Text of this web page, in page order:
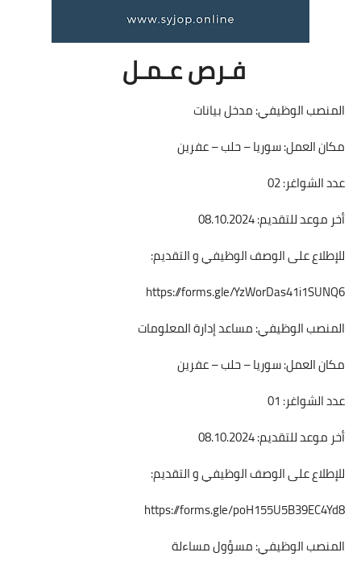
فـرص عـمـل
المنصب الوظيفي: مدخل بيانات
مكان العمل: سوريا – حلب – عفرين
عدد الشواغر: 02
أخر موعد للتقديم: 08.10.2024
للإطلاع على الوصف الوظيفي و التقديم:
https://forms.gle/YzWorDas41i1SUNQ6
المنصب الوظيفي: مساعد إدارة المعلومات
مكان العمل: سوريا – حلب – عفرين
عدد الشواغر: 01
أخر موعد للتقديم: 08.10.2024
للإطلاع على الوصف الوظيفي و التقديم:
https://forms.gle/poH155U5B39EC4Yd8
المنصب الوظيفي: مسؤول مساءلة